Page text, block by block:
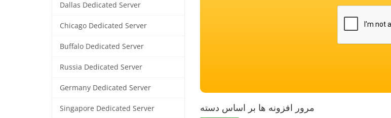
Dallas Dedicated Server
Chicago Dedicated Server
Buffalo Dedicated Server
Russia Dedicated Server
Germany Dedicated Server
Singapore Dedicated Server مرور افزونه ها بر اساس دسته